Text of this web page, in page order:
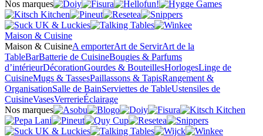
Nos marques
Maison & Cuisine
Maison & CuisineA emporterArt de ServirArt de la
TableBarBatterie de CuisineBougies & Parfums
d’intérieurDécorationGourdes & BouteillesHorlogesLinge de
CuisineMugs & TassesPaillassons & TapisRangement &
OrganisationSalle de BainServiettes de TableUstensiles de
CuisineVasesVerrerieÉclairage
Nos marques